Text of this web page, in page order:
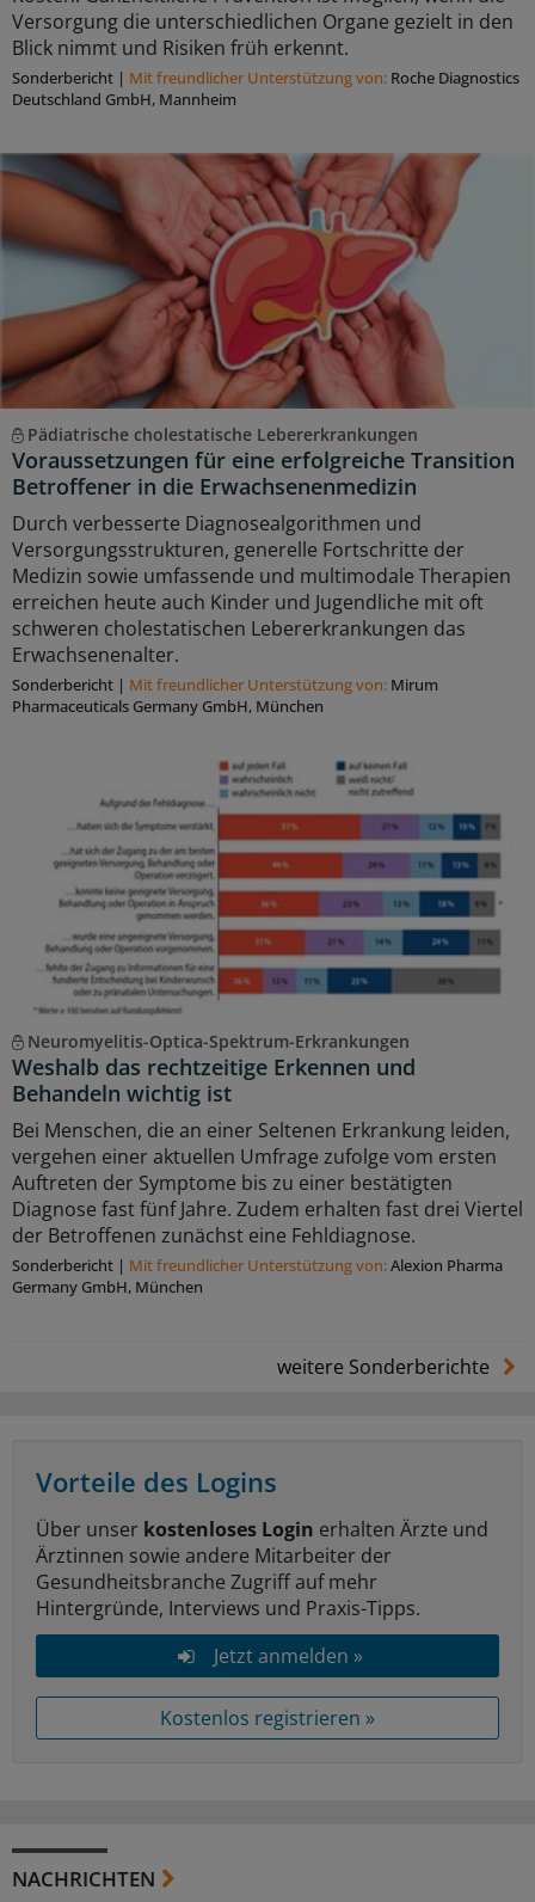
Versorgung die unterschiedlichen Organe gezielt in den
Blick nimmt und Risiken früh erkennt.
Sonderbericht | Mit freundlicher Unterstützung von: Roche Diagnostics
Deutschland GmbH, Mannheim
Pädiatrische cholestatische Lebererkrankungen
Voraussetzungen für eine erfolgreiche Transition
Betroffener in die Erwachsenenmedizin
Durch verbesserte Diagnosealgorithmen und
Versorgungsstrukturen, generelle Fortschritte der
Medizin sowie umfassende und multimodale Therapien
erreichen heute auch Kinder und Jugendliche mit oft
schweren cholestatischen Lebererkrankungen das
Erwachsenenalter.
Sonderbericht | Mit freundlicher Unterstützung von: Mirum
Pharmaceuticals Germany GmbH, München
Neuromyelitis-Optica-Spektrum-Erkrankungen
Weshalb das rechtzeitige Erkennen und
Behandeln wichtig ist
Bei Menschen, die an einer Seltenen Erkrankung leiden,
vergehen einer aktuellen Umfrage zufolge vom ersten
Auftreten der Symptome bis zu einer bestätigten
Diagnose fast fünf Jahre. Zudem erhalten fast drei Viertel
der Betroffenen zunächst eine Fehldiagnose.
Sonderbericht | Mit freundlicher Unterstützung von:Alexion Pharma
Germany GmbH, München
weitere Sonderberichte
Vorteile des Logins
Über unser kostenloses Login erhalten Ärzte und
Ärztinnen sowie andere Mitarbeiter der
Gesundheitsbranche Zugriff auf mehr
Hintergründe, Interviews und Praxis-Tipps.
Jetzt anmelden »
Kostenlos registrieren »
NACHRICHTEN